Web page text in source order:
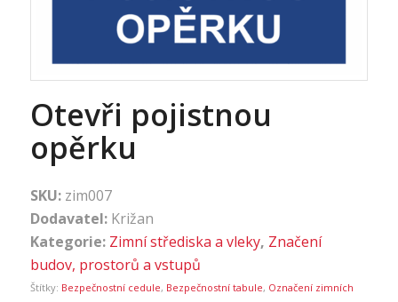
Otevři pojistnou
opěrku
SKU: zim007
Dodavatel: Križan
Kategorie: Zimní střediska a vleky, Značení
budov, prostorů a vstupů
Štítky: Bezpečnostní cedule, Bezpečnostní tabule, Označení zimních